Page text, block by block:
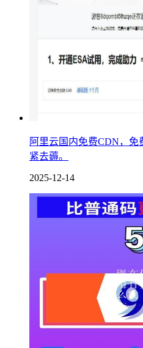
阿里云国内免费CDN，免
紧去薅。
2025-12-14